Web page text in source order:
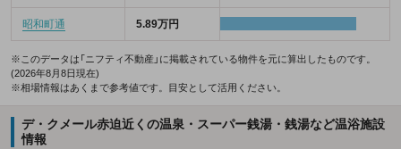
昭和町通 5.89万円
※このデータは「ニフティ不動産」に掲載されている物件を元に算出したものです。
(2026年8月8日現在)
※相場情報はあくまで参考値です。目安として活用ください。
デ・クメール赤迫近くの温泉・スーパー銭湯・銭湯など温浴施設
情報